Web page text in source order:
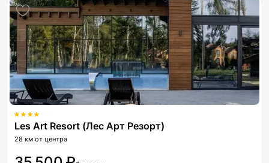
Les Art Resort (Лес Арт Резорт)
28 км от центра